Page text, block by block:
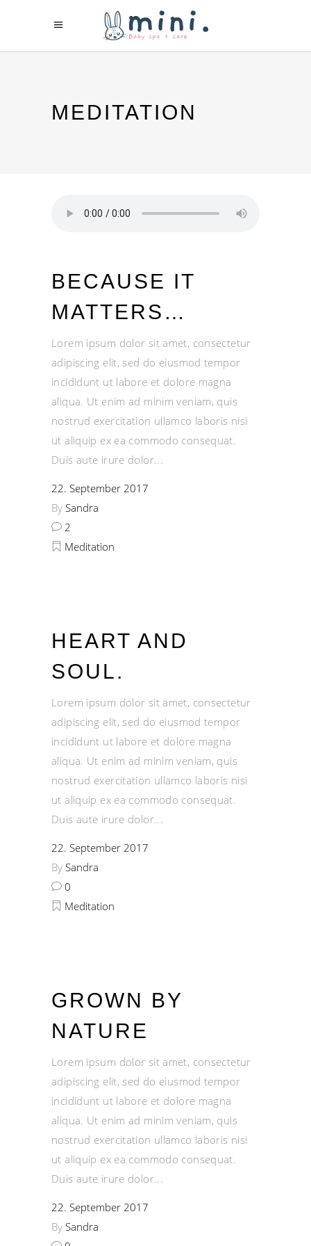
MEDITATION
BECAUSE IT
MATTERS…
Lorem ipsum dolor sit amet, consectetur
adipiscing elit, sed do eiusmod tempor
incididunt ut labore et dolore magna
aliqua. Ut enim ad minim veniam, quis
nostrud exercitation ullamco laboris nisi
ut aliquip ex ea commodo consequat.
Duis aute irure dolor
22. September 2017
By Sandra
2
Meditation
HEART AND
SOUL.
Lorem ipsum dolor sit amet, consectetur
adipiscing elit, sed do eiusmod tempor
incididunt ut labore et dolore magna
aliqua. Ut enim ad minim veniam, quis
nostrud exercitation ullamco laboris nisi
ut aliquip ex ea commodo consequat.
Duis aute irure dolor
22. September 2017
By Sandra
0
Meditation
GROWN BY
NATURE
Lorem ipsum dolor sit amet, consectetur
adipiscing elit, sed do eiusmod tempor
incididunt ut labore et dolore magna
aliqua. Ut enim ad minim veniam, quis
nostrud exercitation ullamco laboris nisi
ut aliquip ex ea commodo consequat.
Duis aute irure dolor
22. September 2017
By Sandra